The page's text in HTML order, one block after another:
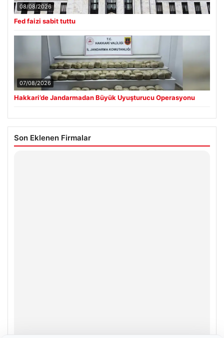
08/08/2026
Fed faizi sabit tuttu
07/08/2026
Hakkari’de Jandarmadan Büyük Uyuşturucu Operasyonu
Son Eklenen Firmalar